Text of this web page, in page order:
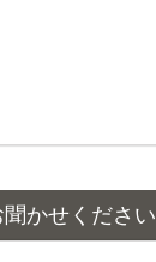
かせください